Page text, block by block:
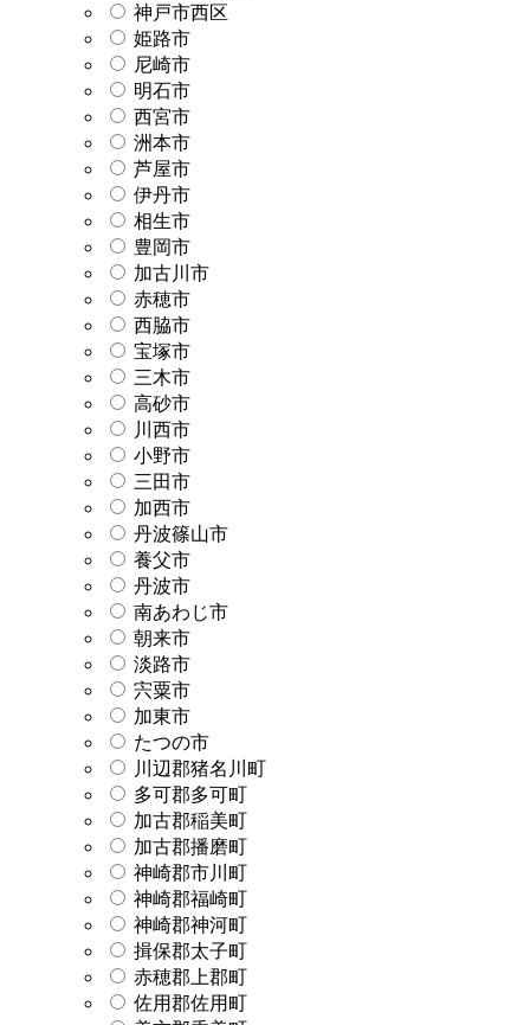
神戸市西区
姫路市
尼崎市
明石市
西宮市
洲本市
芦屋市
伊丹市
相生市
豊岡市
加古川市
赤穂市
西脇市
宝塚市
三木市
高砂市
川西市
小野市
三田市
加西市
丹波篠山市
養父市
丹波市
南あわじ市
朝来市
淡路市
宍粟市
加東市
たつの市
川辺郡猪名川町
多可郡多可町
加古郡稲美町
加古郡播磨町
神崎郡市川町
神崎郡福崎町
神崎郡神河町
揖保郡太子町
赤穂郡上郡町
佐用郡佐用町